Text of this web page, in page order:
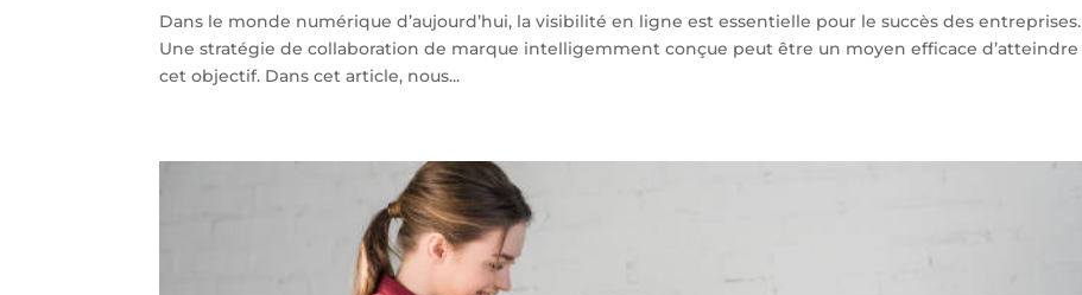
Dans le monde numérique d’aujourd’hui, la visibilité en ligne est essentielle pour le succès des entreprises.
Une stratégie de collaboration de marque intelligemment conçue peut être un moyen efficace d’atteindre
cet objectif. Dans cet article, nous...